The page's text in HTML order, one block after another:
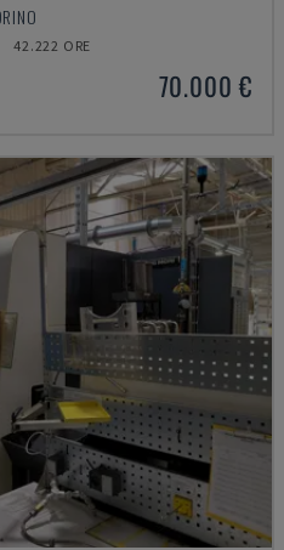
42.222 ORE
70.000 €